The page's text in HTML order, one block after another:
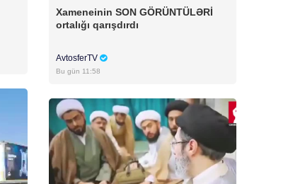
Xameneinin SON GÖRÜNTÜLƏRİ
ortalığı qarışdırdı
AvtosferTV
Bu gün 11:58